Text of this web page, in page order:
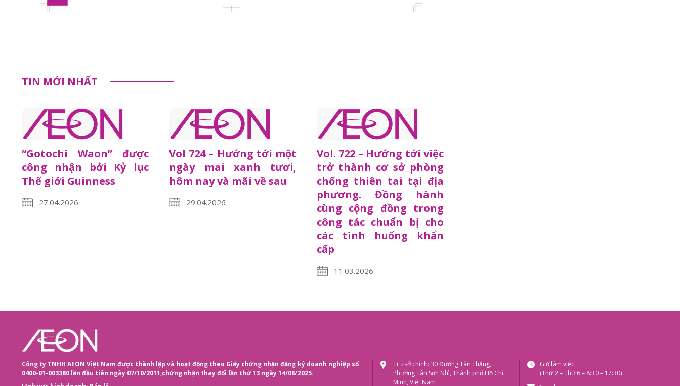
TIN MỚI NHẤT
“Gotochi Waon” được
công nhận bởi Kỷ lục
Thế giới Guinness
27.04.2026
Vol 724 – Hướng tới một
ngày mai xanh tươi,
hôm nay và mãi về sau
29.04.2026
Vol. 722 – Hướng tới việc
trở thành cơ sở phòng
chống thiên tai tại địa
phương. Đồng hành
cùng cộng đồng trong
công tác chuẩn bị cho
các tình huống khẩn
cấp
11.03.2026
Công ty TNHH AEON Việt Nam được thành lập và hoạt động theo Giấy chứng nhận đăng ký doanh nghiệp số
0400-01-003380 lần đầu tiên ngày 07/10/2011,chứng nhận thay đổi lần thứ 13 ngày 14/08/2025.
Trụ sở chính: 30 Đường Tân Thắng,
Phường Tân Sơn Nhì, Thành phố Hồ Chí
Minh, Việt Nam
Giờ làm việc:
(Thứ 2 – Thứ 6 – 8:30 – 17:30)